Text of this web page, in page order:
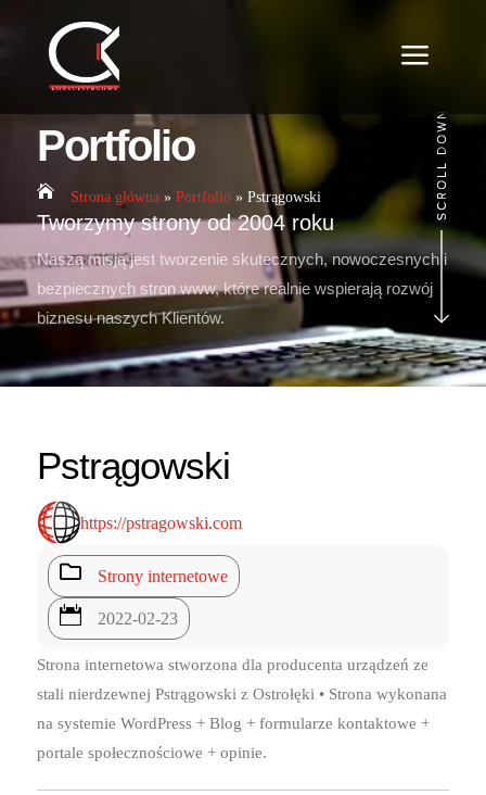
a
Portfolio
 Strona główna» Portfolio» Pstrągowski
Tworzymy strony od 2004 roku
Naszą misją jest tworzenie skutecznych, nowoczesnych i
bezpiecznych stron www, które realnie wspierają rozwój
biznesu naszych Klientów.
Pstrągowski
https://pstragowski.com
 Strony internetowe
 2022-02-23
Strona internetowa stworzona dla producenta urządzeń ze
stali nierdzewnej Pstrągowski z Ostrołęki • Strona wykonana
na systemie WordPress + Blog + formularze kontaktowe +
portale społecznościowe + opinie.